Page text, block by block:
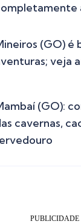
(GO) é
veja
(GO):
cavernas,